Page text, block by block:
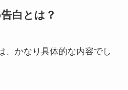
白とは？
、かなり具体的な内容でし